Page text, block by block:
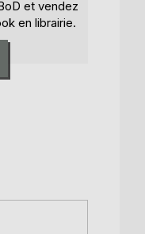
et vendez
en librairie.